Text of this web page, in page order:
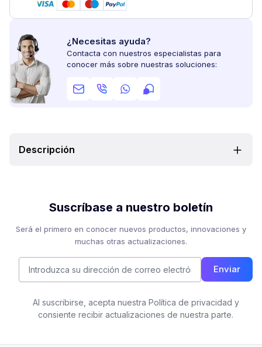
¿Necesitas ayuda?
Contacta con nuestros especialistas para
conocer más sobre nuestras soluciones:
Descripción
Suscríbase a nuestro boletín
Será el primero en conocer nuevos productos, innovaciones y
muchas otras actualizaciones.
Enviar
Al suscribirse, acepta nuestra Política de privacidad y
consiente recibir actualizaciones de nuestra parte.